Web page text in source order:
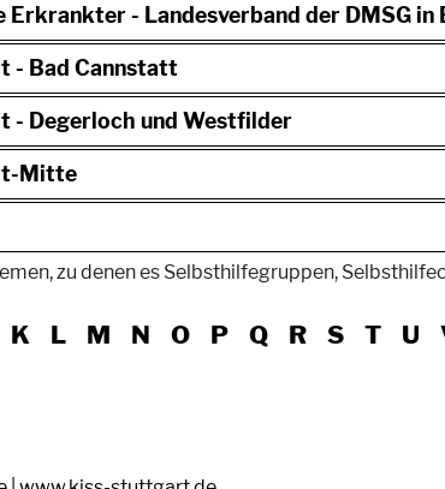
- Landesverband der DMSG in
- Bad Cannstatt
Degerloch und Westfilder
Mitte
zu denen es Selbsthilfegruppen,
K L M N O P Q R S T U